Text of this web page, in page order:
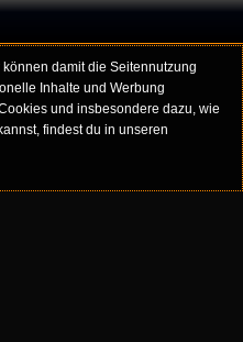
damit die Seitennutzung
Inhalte und Werbung
und insbesondere dazu, wie
findest du in unseren